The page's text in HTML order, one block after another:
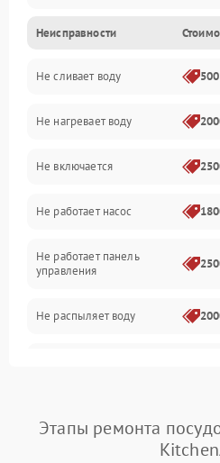
Управление
Электропитание
Датчики
Нагрев
Вода
Гигиена
Программное обеспечение
Неисправности
Не сливает воду
Не нагревает воду
Не включается
Не работает насос
Не работает панель
управления
Не распыляет воду
Проблемы с набором
воды
Этапы ремонта